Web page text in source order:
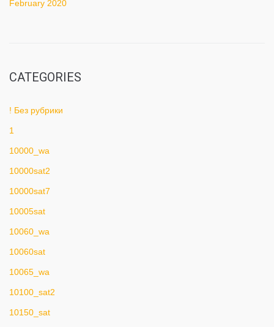
February 2020
CATEGORIES
! Без рубрики
1
10000_wa
10000sat2
10000sat7
10005sat
10060_wa
10060sat
10065_wa
10100_sat2
10150_sat